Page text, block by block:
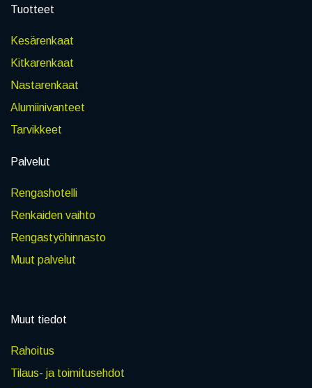
Tuotteet
Kesärenkaat
Kitkarenkaat
Nastarenkaat
Alumiinivanteet
Tarvikkeet
Palvelut
Rengashotelli
Renkaiden vaihto
Rengastyöhinnasto
Muut palvelut
Muut tiedot
Rahoitus
Tilaus- ja toimitusehdot